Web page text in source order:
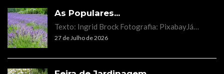
As Populares...
Texto: Ingrid Brock Fotografia: PixabayJá…
27 de Julho de 2026